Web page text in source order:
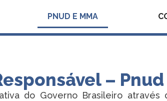
PNUD E MMA
– Pnud
do Governo Brasileiro